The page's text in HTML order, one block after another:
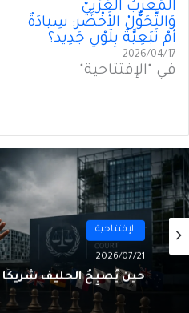
المَغْرِبُ العَرَبِيّ
وَالتَّحَوُّلُ الأَخْضَر: سِيادَةٌ
أَمْ تَبَعِيَّةٌ بِلَوْنٍ جَدِيد؟
2026/04/17
في "الإفتتاحية"
الإفتتاحية
2026/07/21
حين يُصبِحُ الحليفُ شريكًا